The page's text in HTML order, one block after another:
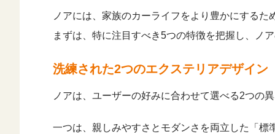
ノアには、家族のカーライフをより豊かにする
まずは、特に注目すべき5つの特徴を把握し、ノ
洗練された2つのエクステリアデザイン
ノアは、ユーザーの好みに合わせて選べる2つの
一つは、親しみやすさとモダンさを両立した「